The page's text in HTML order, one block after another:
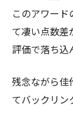
このアワード
て凄い点数差
評価で落ち込
残念ながら佳
てバックリン